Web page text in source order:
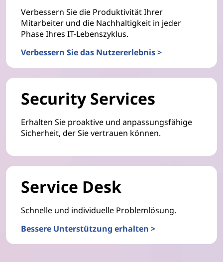
Verbessern Sie die Produktivität Ihrer
Mitarbeiter und die Nachhaltigkeit in jeder
Phase Ihres IT-Lebenszyklus.
Verbessern Sie das Nutzererlebnis >
Security Services
Erhalten Sie proaktive und anpassungsfähige
Sicherheit, der Sie vertrauen können.
Service Desk
Schnelle und individuelle Problemlösung.
Bessere Unterstützung erhalten >